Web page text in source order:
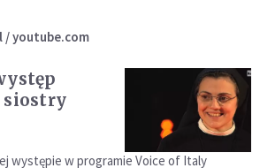
/ youtube.com
siostry
występie w programie Voice of Italy